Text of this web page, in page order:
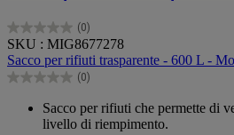
(0)
0.0
su
5
stelle.
SKU : MIG8677278
Sacco per rifiuti trasparente - 600 L -
(0)
0.0
Sacco per rifiuti che permette di
livello di riempimento.